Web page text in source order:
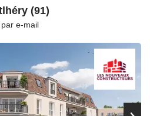
(91)
e-mail